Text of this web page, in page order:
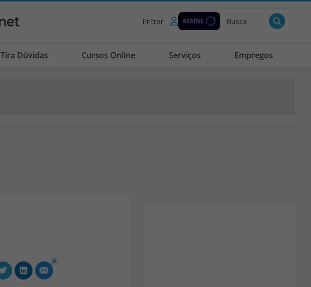
Entrar ASSINE Busca
Tira Dúvidas Cursos Online Serviços Empregos
3